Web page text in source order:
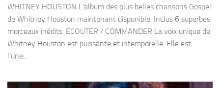
WHITNEY HOUSTON L’album des plus belles chansons Gospel
de Whitney Houston maintenant disponible. Inclus 6 superbes
morceaux inédits. ECOUTER / COMMANDER La voix unique de
Whitney Houston est puissante et intemporelle. Elle est
l’une...